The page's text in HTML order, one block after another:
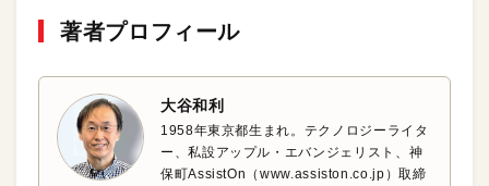
著者プロフィール
大谷和利
1958年東京都生まれ。テクノロジーライタ
ー、私設アップル・エバンジェリスト、神
保町AssistOn（www.assiston.co.jp）取締